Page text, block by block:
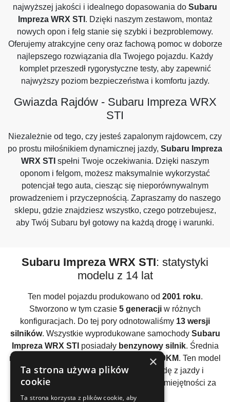
najwyższej jakości i idealnego dopasowania do Subaru
Impreza WRX STI . Dzięki naszym zestawom, montaż
nowych opon i felg stanie się szybki i bezproblemowy.
Oferujemy atrakcyjne ceny oraz fachową pomoc w doborze
najlepszego rozwiązania dla Twojego pojazdu. Każdy
komplet przeszedł rygorystyczne testy, aby zapewnić
najwyższy poziom bezpieczeństwa i komfortu jazdy.
Gwiazda Rajdów - Subaru Impreza WRX
STI
Niezależnie od tego, czy jesteś zapalonym rajdowcem, czy
po prostu miłośnikiem dynamicznej jazdy, Subaru Impreza
WRX STI spełni Twoje oczekiwania. Dzięki naszym
oponom i felgom, możesz maksymalnie wykorzystać
potencjał tego auta, ciesząc się nieporównywalnym
prowadzeniem i przyczepnością. Zapraszamy do naszego
sklepu, gdzie znajdziesz wszystko, czego potrzebujesz,
aby Twój Subaru był gotowy na każdą drogę i warunki.
Subaru Impreza WRX STI: statystyki
modelu z 14 lat
Ten model pojazdu produkowano od 2001 roku.
Stworzono w tym czasie 5 generacji w różnych
konfiguracjach. Do tej pory odnotowaliśmy 13 wersji
silników. Wszystkie wyprodukowane samochody Subaru
Impreza WRX STI posiadały benzynowy silnik. Średnia
moc wszystkich używanych silników to289KM. Ten model
auta posiada silniki, które dają już frajdę z jazdy i
pozwalają bardziej przetestować swoje umiejętności za
kierownicą.
×
Ta strona używa plików
cookie
Ta strona korzysta z plików cookie, aby